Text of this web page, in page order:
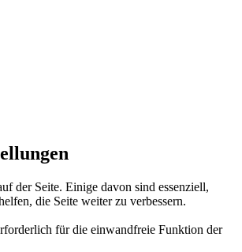
der Seite. Einige davon sind essenziell,
die Seite weiter zu verbessern.
für die einwandfreie Funktion der